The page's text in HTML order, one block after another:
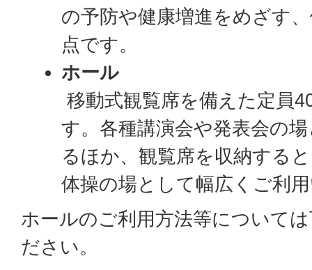
の予防や健康増進をめざす
点です。
ホール
移動式観覧席を備えた定員
す。各種講演会や発表会の
るほか、観覧席を収納する
体操の場として幅広くご利
ホールのご利用方法等について
ださい。